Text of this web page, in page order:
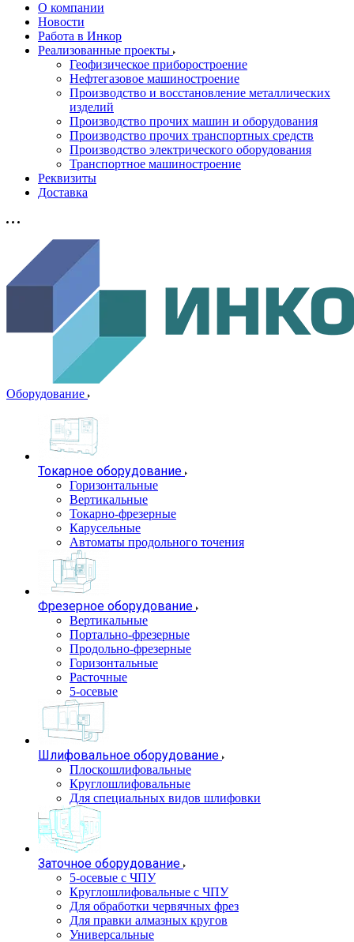
О компании
Новости
Работа в Инкор
Реализованные проекты
Геофизическое приборостроение
Нефтегазовое машиностроение
Производство и восстановление металлических
изделий
Производство прочих машин и оборудования
Производство прочих транспортных средств
Производство электрического оборудования
Транспортное машиностроение
Реквизиты
Доставка
Оборудование
Токарное оборудование
Горизонтальные
Вертикальные
Токарно-фрезерные
Карусельные
Автоматы продольного точения
Фрезерное оборудование
Вертикальные
Портально-фрезерные
Продольно-фрезерные
Горизонтальные
Расточные
5-осевые
Шлифовальное оборудование
Плоскошлифовальные
Круглошлифовальные
Для специальных видов шлифовки
Заточное оборудование
5-осевые с ЧПУ
Круглошлифовальные с ЧПУ
Для обработки червячных фрез
Для правки алмазных кругов
Универсальные